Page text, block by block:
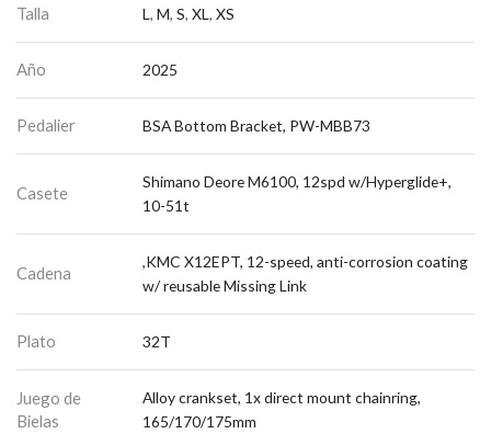
Talla L, M, S, XL, XS
Año 2025
Pedalier BSA Bottom Bracket, PW-MBB73
Casete
Shimano Deore M6100, 12spd w/Hyperglide+,
10-51t
Cadena
,KMC X12EPT, 12-speed, anti-corrosion coating
w/ reusable Missing Link
Plato 32T
Juego de
Bielas
Alloy crankset, 1x direct mount chainring,
165/170/175mm